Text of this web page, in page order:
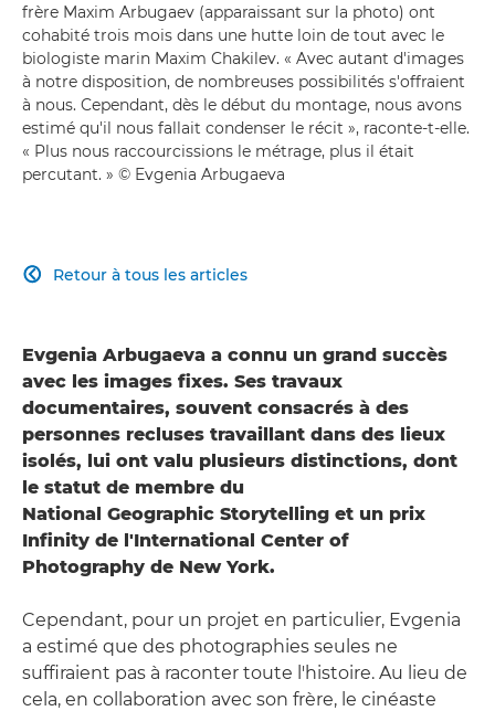
frère Maxim Arbugaev (apparaissant sur la photo) ont
cohabité trois mois dans une hutte loin de tout avec le
biologiste marin Maxim Chakilev. « Avec autant d'images
à notre disposition, de nombreuses possibilités s'offraient
à nous. Cependant, dès le début du montage, nous avons
estimé qu'il nous fallait condenser le récit », raconte-t-elle.
« Plus nous raccourcissions le métrage, plus il était
percutant. » © Evgenia Arbugaeva
Retour à tous les articles

Evgenia Arbugaeva a connu un grand succès
avec les images fixes. Ses travaux
documentaires, souvent consacrés à des
personnes recluses travaillant dans des lieux
isolés, lui ont valu plusieurs distinctions, dont
le statut de membre du
National Geographic Storytelling et un prix
Infinity de l'International Center of
Photography de New York.
Cependant, pour un projet en particulier, Evgenia
a estimé que des photographies seules ne
suffiraient pas à raconter toute l'histoire. Au lieu de
cela, en collaboration avec son frère, le cinéaste